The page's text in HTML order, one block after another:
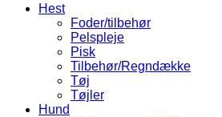
Hest
Foder/tilbehør
Pelspleje
Pisk
Tilbehør/Regndække
Tøj
Tøjler
Hund